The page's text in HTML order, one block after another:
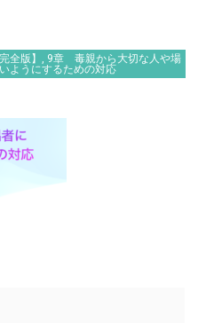
全版】
9章 毒親から大切な人や場
ようにするための対応